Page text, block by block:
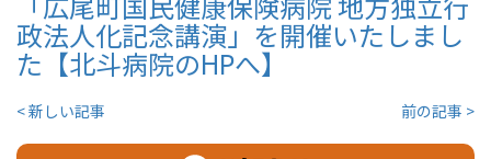
政法人化記念講演」を開催いたしまし
た【北斗病院のHPへ】
< 新しい記事 前の記事 >